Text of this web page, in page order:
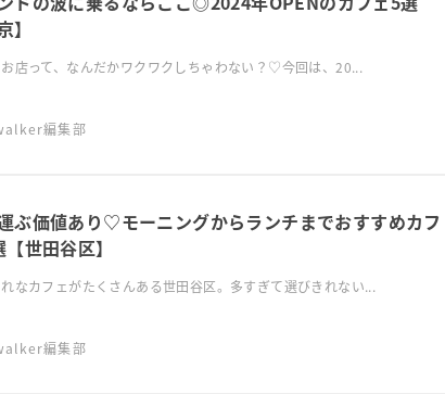
】
店って、なんだかワクワクしちゃわない？♡今回は、20...
編集部
ぶ価値あり♡モーニングからランチまでおすすめカフ
世田谷区】
なカフェがたくさんある世田谷区。多すぎて選びきれない...
編集部